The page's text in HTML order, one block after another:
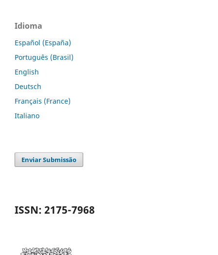
Idioma
Español (España)
Português (Brasil)
English
Deutsch
Français (France)
Italiano
Enviar Submissão
ISSN: 2175-7968